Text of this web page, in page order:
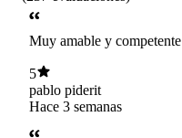
Muy amable y competente
5
pablo piderit
Hace 3 semanas